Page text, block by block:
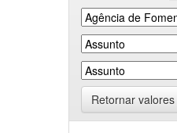
Retornar valores